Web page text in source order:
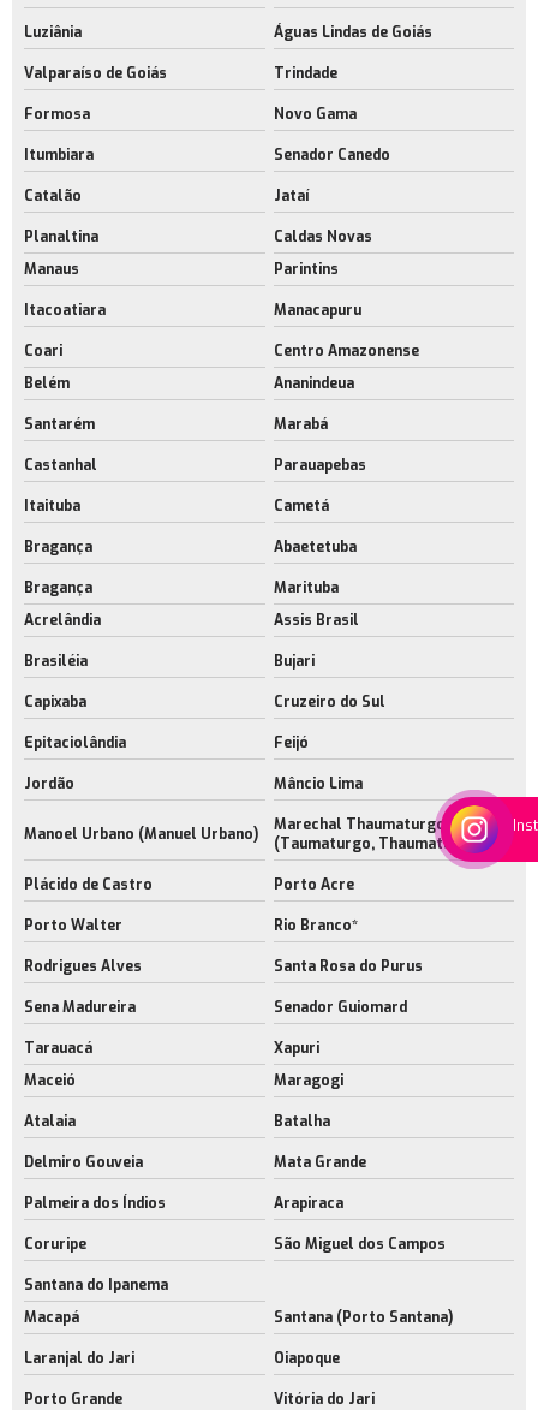
Luziânia Águas Lindas de Goiás
Valparaíso de Goiás Trindade
Formosa Novo Gama
Itumbiara Senador Canedo
Catalão Jataí
Planaltina
Caldas Novas
Manaus
Parintins
Itacoatiara Manacapuru
Coari
Centro Amazonense
Belém
Ananindeua
Santarém Marabá
Castanhal Parauapebas
Itaituba Cametá
Bragança Abaetetuba
Bragança
Marituba
Acrelândia
Assis Brasil
Brasiléia Bujari
Capixaba Cruzeiro do Sul
Epitaciolândia Feijó
Jordão Mâncio Lima
Manoel Urbano (Manuel Urbano)
Marechal Thaumaturgo
(Taumaturgo, Thaumaturgo)
Plácido de Castro Porto Acre
Porto Walter Rio Branco*
Rodrigues Alves Santa Rosa do Purus
Sena Madureira Senador Guiomard
Tarauacá
Xapuri
Maceió
Maragogi
Atalaia Batalha
Delmiro Gouveia Mata Grande
Palmeira dos Índios Arapiraca
Coruripe São Miguel dos Campos
Santana do Ipanema
Macapá
Santana (Porto Santana)
Laranjal do Jari Oiapoque
Porto Grande Vitória do Jari